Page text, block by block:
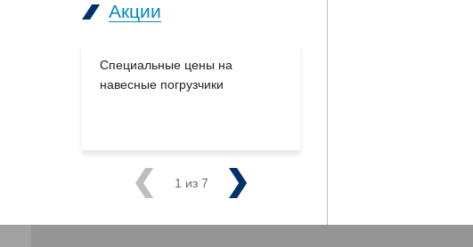
Акции
Специальные цены на
навесные погрузчики
PreviousNext
1 из 7